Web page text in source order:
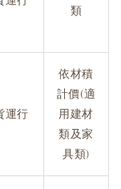
類
運行
依材積
計價(適
用建材
類及家
具類)